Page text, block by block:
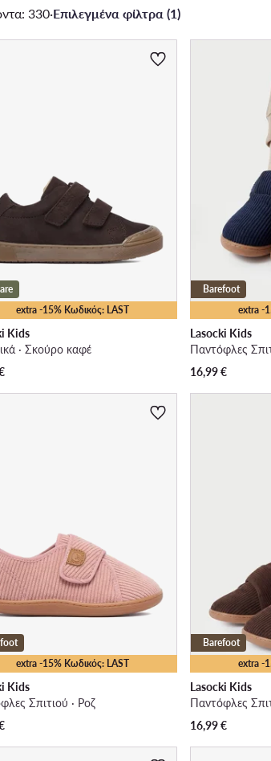
330·Επιλεγμένα φίλτρα (1)
extra -15% Κωδικός: LAST
Kids
· Σκούρο καφέ
extra -
Barefoot
Lasocki Kids
Παντόφλες
16,99€
extra -15% Κωδικός: LAST
Kids
Σπιτιού · Ροζ
extra -
Barefoot
Lasocki Kids
Παντόφλες
16,99€